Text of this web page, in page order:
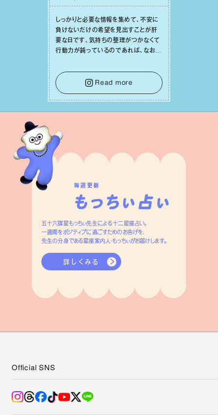
しっかりと必要な情報を集めて、不安に
負けないだけの希望を⾒出すことが肝
要な⽇です。気持ちの整理がつかなくて
⾏動⼒が鈍っているのであれば、なおさ
を踏み出すのに役⽴つはず。また、広い
意味での「癒し」や「治療」が必要な⽇で
もあり、特に⼈間関係の改善は課題の⼀
つです。
Read more
毎週更新
五十六謀星もっちぃ先生による十二星座占い。
一週間をポジティブに過ごすためのお告げを、
先生の分身である星座案内人・もっちぃがお届けします。
詳しくみる
Official SNS